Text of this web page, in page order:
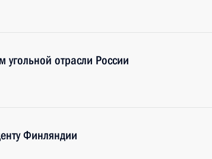
угольной отрасли России
Финляндии